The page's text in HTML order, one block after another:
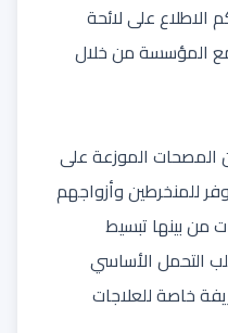
الاطلاع على لائحة
المؤسسة من خلال
الموزعة على
للمنخرطين وأزواجهم
من بينها تبسيط
التحمل الأساسي
خاصة للعلاجات